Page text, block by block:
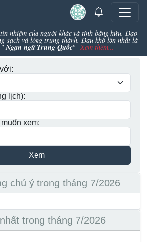
nhiệm của người khác và tình bằng hữu. Đạo
sạch và lòng trung thành. Đau khổ lớn nhất là
Ngạn ngữ Trung Quốc" Xem thêm...
lịch):
xem:
chú ý trong tháng 7/2026
trong tháng 7/2026